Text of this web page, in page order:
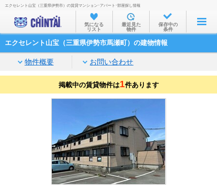
お部屋を探す
沿線・駅から
住所から
家賃相場から
通勤通学時間から
不動産会社から
TOP
エクセレント山宝（三重県伊勢市）の賃貸マンション･アパート･部屋探し情報
気になる
リスト
最近見た
物件
保存中の
条件
エクセレント山宝（三重県伊勢市馬瀬町）の建物情報
物件概要 お問い合わせ
掲載中の賃貸物件は1件あります